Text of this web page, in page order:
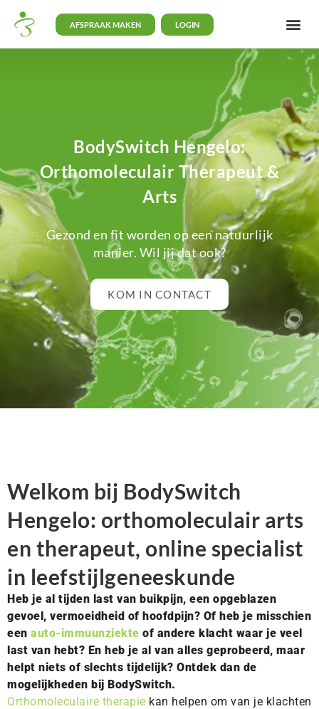
AFSPRAAK MAKEN LOGIN
BodySwitch Hengelo:
Orthomoleculair Therapeut &
Arts
Gezond en fit worden op een natuurlijk
manier. Wil jij dat ook?
KOM IN CONTACT
Welkom bij BodySwitch
Hengelo: orthomoleculair arts
en therapeut, online specialist
in leefstijlgeneeskunde
Heb je al tijden last van buikpijn, een opgeblazen
gevoel, vermoeidheid of hoofdpijn? Of heb je misschien
een auto-immuunziekte of andere klacht waar je veel
last van hebt? En heb je al van alles geprobeerd, maar
helpt niets of slechts tijdelijk? Ontdek dan de
mogelijkheden bij BodySwitch.
Orthomoleculaire therapie kan helpen om van je klachten